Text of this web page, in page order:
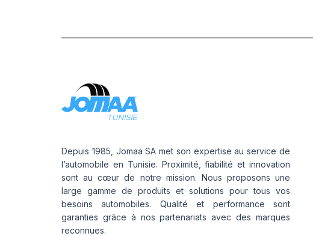
Depuis 1985, Jomaa SA met son expertise au service de
l’automobile en Tunisie. Proximité, fiabilité et innovation
sont au cœur de notre mission. Nous proposons une
large gamme de produits et solutions pour tous vos
besoins automobiles. Qualité et performance sont
garanties grâce à nos partenariats avec des marques
reconnues.